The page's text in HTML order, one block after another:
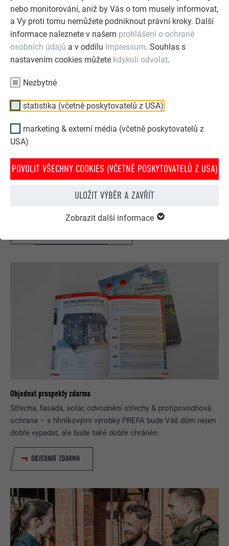
nebo monitorování, aniž by Vás o tom musely informovat,
a Vy proti tomu nemůžete podniknout právní kroky. Další
informace naleznete v našem prohlášení o ochraně
osobních údajů a v oddílu Impressum. Souhlas s
nastavením cookies můžete kdykoli odvolat.
Nezbytné
statistika (včetně poskytovatelů z USA)
marketing & externí média (včetně poskytovatelů z
USA)
POVOLIT VŠECHNY COOKIES (VČETNĚ POSKYTOVATELŮ Z USA)
ULOŽIT VÝBĚR A ZAVŘÍT
Zobrazit další informace
PREFA konfigurátor střechy & fasády
Navrhněte svůj dům (snů) pomocí PREFA online
konfigurátoru. Pro zajímavé ztvárnění střechy a fasády
Objednat prospekty zdarma
Střecha, fasáda, solár, odvodnění střechy & protipovodňová
ochrana – s hliníkovými výrobky PREFA bude Váš dům nejen
dobře vypadat, ale bude také dobře chráněn.
OBJEDNAT ZDARMA